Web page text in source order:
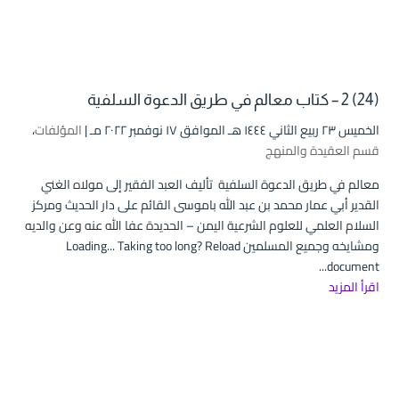
(24) 2 – كتاب معالم في طريق الدعوة السلفية
الخميس ۲۳ ربيع الثاني ۱٤٤٤ هـ الموافق ۱۷ نوفمبر ۲۰۲۲ مـ | المؤلفات،
قسم العقيدة والمنهج
معالم في طريق الدعوة السلفية تأليف العبد الفقير إلى مولاه الغني
القدير أبي عمار محمد بن عبد الله باموسى القائم على دار الحديث ومركز
السلام العلمي للعلوم الشرعية اليمن – الحديدة عفا الله عنه وعن والديه
ومشايخه وجميع المسلمين Loading... Taking too long? Reload
document...
اقرأ المزيد